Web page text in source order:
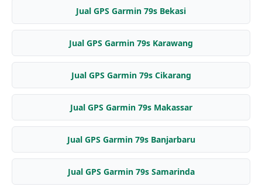
Jual GPS Garmin 79s Bekasi
Jual GPS Garmin 79s Karawang
Jual GPS Garmin 79s Cikarang
Jual GPS Garmin 79s Makassar
Jual GPS Garmin 79s Banjarbaru
Jual GPS Garmin 79s Samarinda